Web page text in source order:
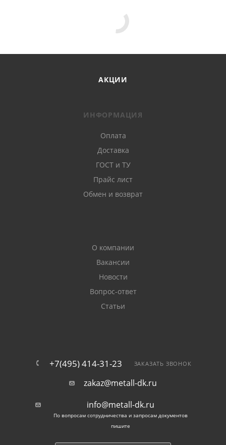
АКЦИИ
ИНФОРМАЦИЯ
Оплата
Доставка
ГОСТ и ТУ
Прайс лист
Обмен и возврат
О компании
Вакансии
Новости
Вопрос-ответ
Статьи
+7(495) 414-31-23 ЗАКАЗАТЬ ЗВОНОК
zakaz@metall-dk.ru
info@metall-dk.ru
По вопросам сотрудничества и запросам документов
пишите